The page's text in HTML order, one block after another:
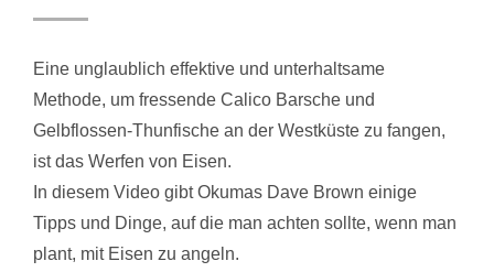
Eine unglaublich effektive und unterhaltsame
Methode, um fressende Calico Barsche und
Gelbflossen-Thunfische an der Westküste zu fangen,
ist das Werfen von Eisen.
In diesem Video gibt Okumas Dave Brown einige
Tipps und Dinge, auf die man achten sollte, wenn man
plant, mit Eisen zu angeln.